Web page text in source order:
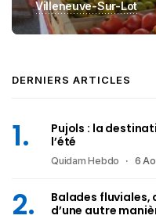
Villeneuve-Sur-Lot
DERNIERS ARTICLES
Pujols : la
l’été
Quidam Hebdo 6
Balades
d’une autre